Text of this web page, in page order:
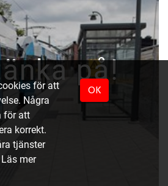
på!
för att
Några
för att
korrekt.
tjänster
Läs mer
OK